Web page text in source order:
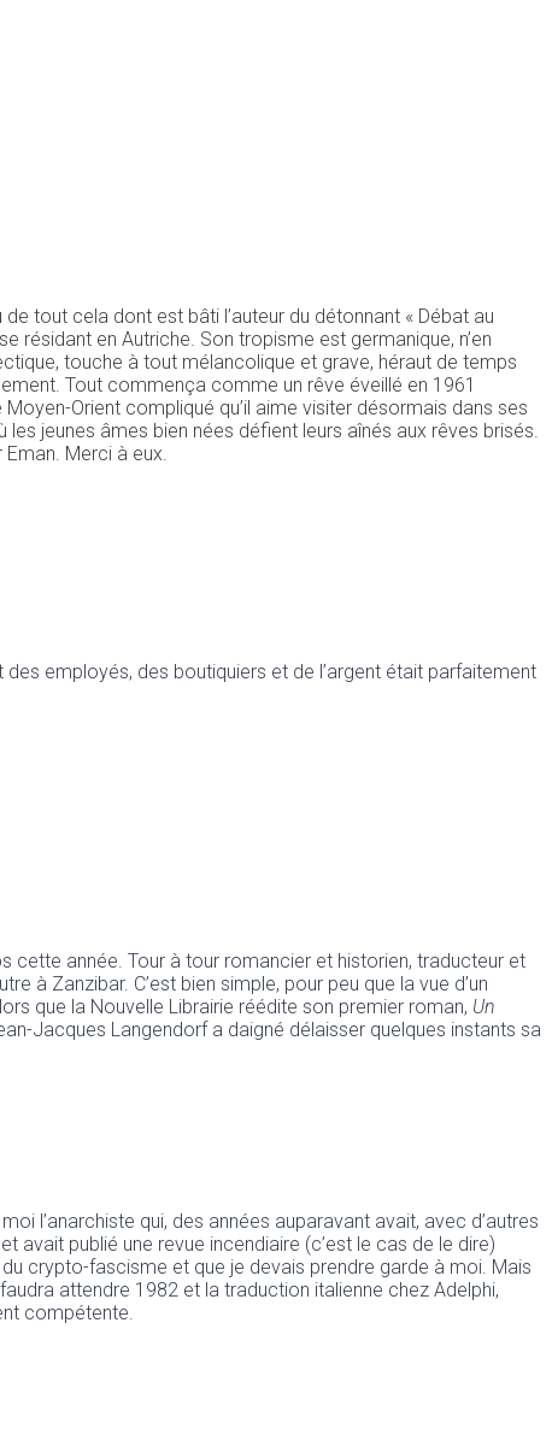
tout cela dont est bâti l’auteur du détonnant « Débat au
résidant en Autriche. Son tropisme est germanique, n’en
touche à tout mélancolique et grave, héraut de temps
Tout commença comme un rêve éveillé en 1961
Orient compliqué qu’il aime visiter désormais dans ses
les jeunes âmes bien nées défient leurs aînés aux rêves brisés.
Merci à eux.
employés, des boutiquiers et de l’argent était parfaitement
cette année. Tour à tour romancier et historien, traducteur et
à Zanzibar. C’est bien simple, pour peu que la vue d’un
que la Nouvelle Librairie réédite son premier roman, Un
Jacques Langendorf a daigné délaisser quelques instants sa
l’anarchiste qui, des années auparavant avait, avec d’autres
avait publié une revue incendiaire (c’est le cas de le dire)
du crypto-fascisme et que je devais prendre garde à moi. Mais
attendre 1982 et la traduction italienne chez Adelphi,
compétente.